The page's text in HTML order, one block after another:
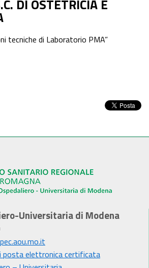
DI OSTETRICIA E
tecniche di Laboratorio PMA”
Universitaria di Modena
posta elettronica certificata